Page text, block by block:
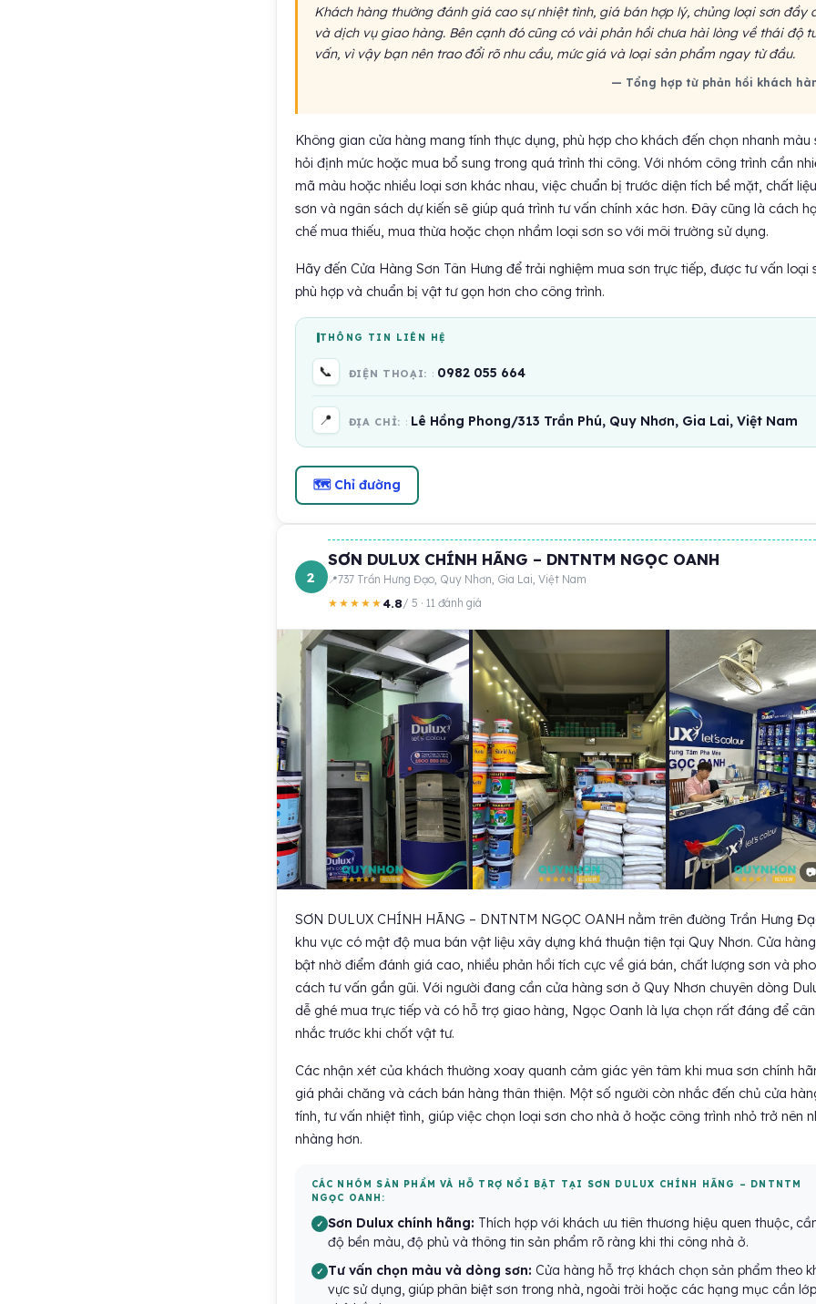
Khách hàng thường đánh giá cao sự nhiệt tình, giá bán hợp lý, chủng loại sơn đầy
và dịch vụ giao hàng. Bên cạnh đó cũng có vài phản hồi chưa hài lòng về thái độ
vấn, vì vậy bạn nên trao đổi rõ nhu cầu, mức giá và loại sản phẩm ngay từ đầu.
— Tổng hợp từ phản hồi khách
Không gian cửa hàng mang tính thực dụng, phù hợp cho khách đến chọn nhanh màu
hỏi định mức hoặc mua bổ sung trong quá trình thi công. Với nhóm công trình cần
mã màu hoặc nhiều loại sơn khác nhau, việc chuẩn bị trước diện tích bề mặt, chất
sơn và ngân sách dự kiến sẽ giúp quá trình tư vấn chính xác hơn. Đây cũng là cách
chế mua thiếu, mua thừa hoặc chọn nhầm loại sơn so với môi trường sử dụng.
Hãy đến Cửa Hàng Sơn Tân Hưng để trải nghiệm mua sơn trực tiếp, được tư vấn loại
phù hợp và chuẩn bị vật tư gọn hơn cho công trình.
THÔNG TIN LIÊN HỆ
📞 ĐIỆN THOẠI: 0982 055 664
📍 ĐỊA CHỈ: Lê Hồng Phong/313 Trần Phú, Quy Nhơn, Gia Lai, Việt Nam
🗺 Chỉ đường
2
SƠN DULUX CHÍNH HÃNG – DNTNTM NGỌC OANH
737 Trần Hưng Đạo, Quy Nhơn, Gia Lai, Việt Nam
★★★★★4.8/ 5 · 11 đánh giá
SƠN DULUX CHÍNH HÃNG – DNTNTM NGỌC OANH nằm trên đường Trần Hưng
khu vực có mật độ mua bán vật liệu xây dựng khá thuận tiện tại Quy Nhơn. Cửa
bật nhờ điểm đánh giá cao, nhiều phản hồi tích cực về giá bán, chất lượng sơn và
cách tư vấn gần gũi. Với người đang cần cửa hàng sơn ở Quy Nhơn chuyên dòng
dễ ghé mua trực tiếp và có hỗ trợ giao hàng, Ngọc Oanh là lựa chọn rất đáng để cân
nhắc trước khi chốt vật tư.
Các nhận xét của khách thường xoay quanh cảm giác yên tâm khi mua sơn chính
giá phải chăng và cách bán hàng thân thiện. Một số người còn nhắc đến chủ cửa
tính, tư vấn nhiệt tình, giúp việc chọn loại sơn cho nhà ở hoặc công trình nhỏ trở nên
nhàng hơn.
CÁC NHÓM SẢN PHẨM VÀ HỖ TRỢ NỔI BẬT TẠI SƠN DULUX CHÍNH HÃNG – DNTNTM
NGỌC OANH:
Sơn Dulux chính hãng: Thích hợp với khách ưu tiên thương hiệu quen thuộc,
độ bền màu, độ phủ và thông tin sản phẩm rõ ràng khi thi công nhà ở.
Tư vấn chọn màu và dòng sơn: Cửa hàng hỗ trợ khách chọn sản phẩm theo
vực sử dụng, giúp phân biệt sơn trong nhà, ngoài trời hoặc các hạng mục cần lớp